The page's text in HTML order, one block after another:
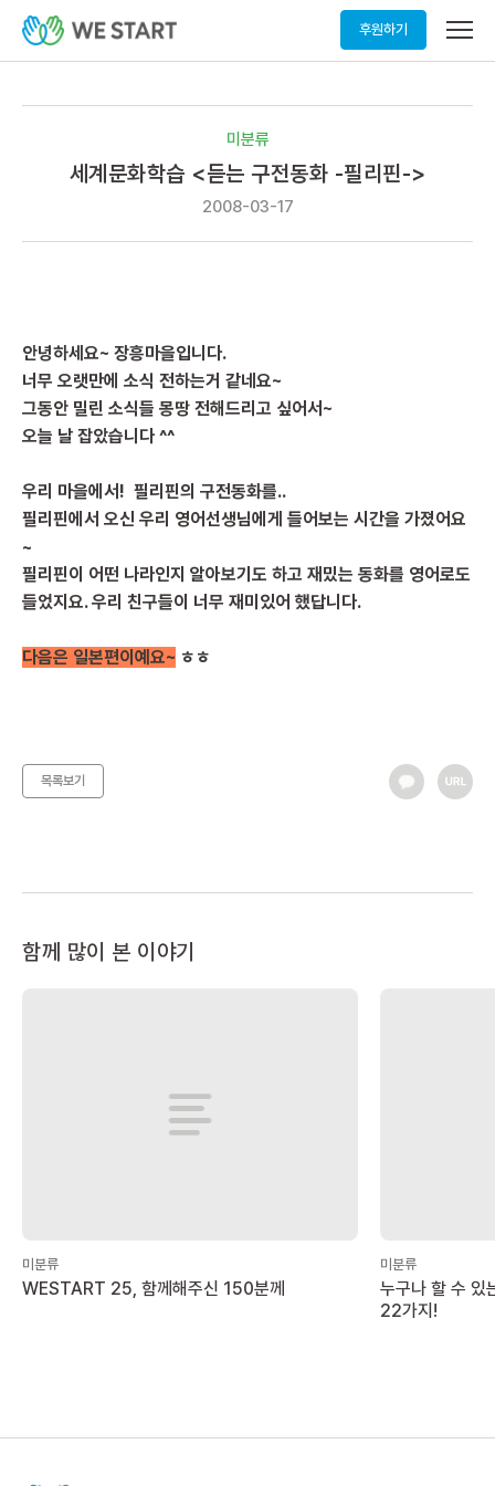
후원하기
메
열
미분류
세계문화학습 <듣는 구전동화 -필리핀->
2008-03-17
안녕하세요~ 장흥마을입니다.
너무 오랫만에 소식 전하는거 같네요~
그동안 밀린 소식들 몽땅 전해드리고 싶어서~
오늘 날 잡았습니다 ^^
우리 마을에서! 필리핀의 구전동화를..
필리핀에서 오신 우리 영어선생님에게 들어보는 시간을 가졌어요
~
필리핀이 어떤 나라인지 알아보기도 하고 재밌는 동화를 영어로도
들었지요. 우리 친구들이 너무 재미있어 했답니다.
다음은 일본편이예요~ ㅎㅎ
목록보기
함께 많이 본 이야기
미분류
WESTART 25, 함께해주신 150분께
미분류
누구나 할 수 있
22가지!